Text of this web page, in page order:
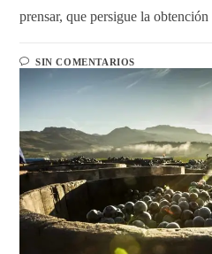
prensar, que persigue la
SIN COMENTARIOS